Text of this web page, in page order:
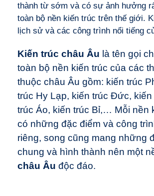
thành từ sớm và có sự ảnh hưởng
toàn bộ nền kiến trúc trên thế giới.
lịch sử và các công trình nổi tiếng
Kiến trúc châu Âu là tên gọi
toàn bộ nền kiến trúc của các
thuộc châu Âu gồm: kiến trúc
trúc Hy Lạp, kiến trúc Đức, kiến
trúc Áo, kiến trúc Bỉ,… Mỗi nền
có những đặc điểm và công
riêng, song cũng mang những
chung và hình thành nên một
châu Âu độc đáo.